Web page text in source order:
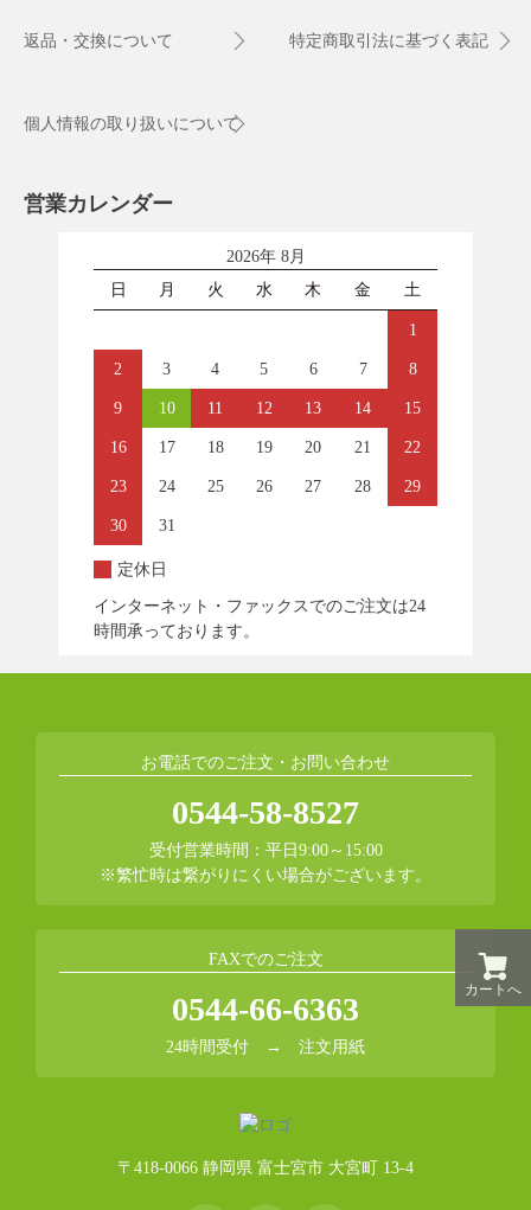
カートへ
返品・交換について 特定商取引法に基づく表記
個人情報の取り扱いについて
営業カレンダー
2026年 8月
日
月 火 水 木 金 土
1
2 3 4 5 6 7 8
9 10 11 12 13 14 15
16 17 18 19 20 21 22
23 24 25 26 27 28 29
30 31
定休日
インターネット・ファックスでのご注文は24
時間承っております。
お電話でのご注文・お問い合わせ
0544-58-8527
受付営業時間：平日9:00～15:00
※繁忙時は繋がりにくい場合がございます。
FAXでのご注文
0544-66-6363
24時間受付 → 注文用紙
〒418-0066 静岡県 富士宮市 大宮町 13-4